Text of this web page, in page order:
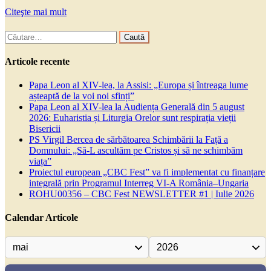
Citeşte mai mult
Caută
după:
Articole recente
Papa Leon al XIV-lea, la Assisi: „Europa și întreaga lume
așteaptă de la voi noi sfinți”
Papa Leon al XIV-lea la Audiența Generală din 5 august
2026: Euharistia și Liturgia Orelor sunt respirația vieții
Bisericii
PS Virgil Bercea de sărbătoarea Schimbării la Față a
Domnului: „Să-L ascultăm pe Cristos și să ne schimbăm
viața”
Proiectul european „CBC Fest” va fi implementat cu finanțare
integrală prin Programul Interreg VI-A România–Ungaria
ROHU00356 – CBC Fest NEWSLETTER #1 | Iulie 2026
Calendar Articole